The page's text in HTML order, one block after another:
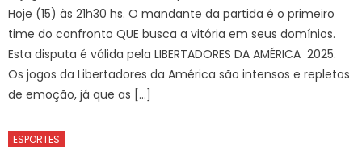
Hoje (15) às 21h30 hs. O mandante da partida é o primeiro
time do confronto QUE busca a vitória em seus domínios.
Esta disputa é válida pela LIBERTADORES DA AMÉRICA 2025.
Os jogos da Libertadores da América são intensos e repletos
de emoção, já que as […]
ESPORTES